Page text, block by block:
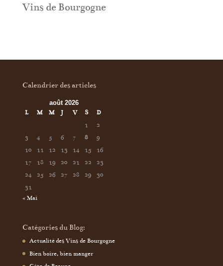
Vins de Bourgogne
Calendrier des articles
août 2026
L M M J V S
D
1
2
3
4 5 6 7 8
9
10
11 12 13 14 15
16
17
18 19 20 21 22
23
24
25 26 27 28 29
30
31
« Mai
Catégories du Blog:
Actualité des Vins de Bourgogne
Bien boire, bien manger